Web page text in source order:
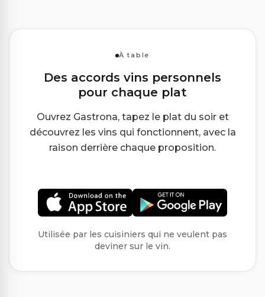
À table
Des accords vins personnels
pour chaque plat
Ouvrez Gastrona, tapez le plat du soir et
découvrez les vins qui fonctionnent, avec la
raison derrière chaque proposition.
Utilisée par les cuisiniers qui ne veulent pas
deviner sur le vin.